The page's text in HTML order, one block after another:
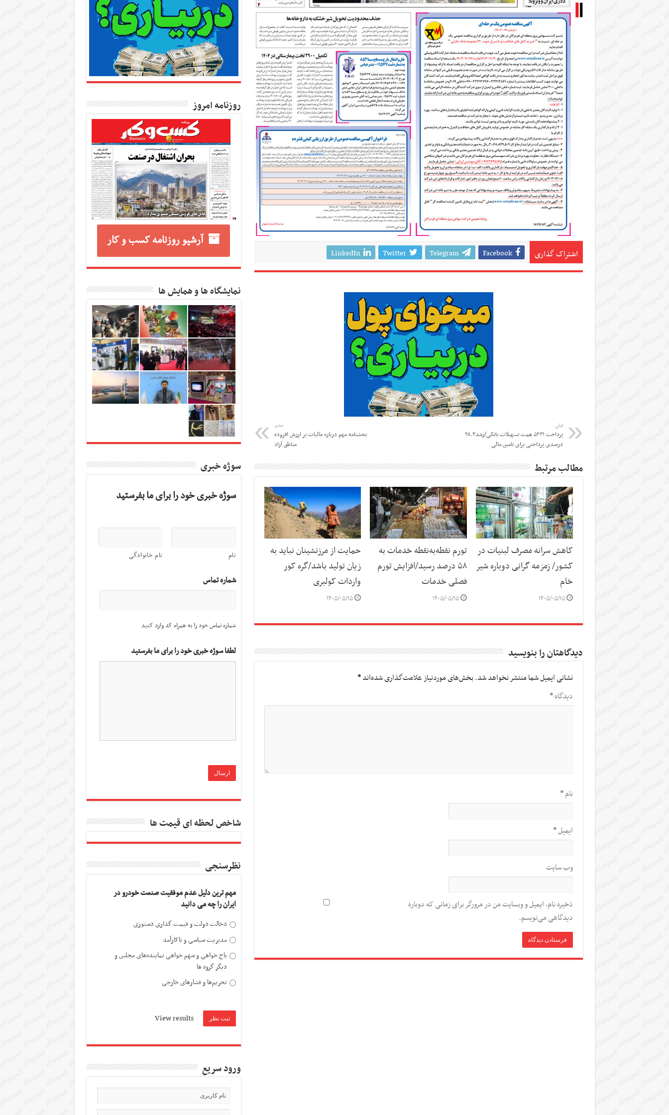
اشتراک گذاری Facebook
Telegram
Twitter
LinkedIn
قبلی
پرداخت ۵۶۳۱ همت تسهیلات بانکی/رشد۲۸.۳
درصدی پرداختی برای تامین مالی
بعدی
بخشنامه مهم درباره مالیات بر ارزش افزوده
مناطق آزاد
مطالب مرتبط
کاهش سرانه مصرف لبنیات در
کشور/ زمزمه گرانی دوباره شیر
خام
۱۴۰۵/۰۵/۱۵
تورم نقطه‌به‌نقطه خدمات به
۵۸ درصد رسید/افزایش تورم
فصلی خدمات
۱۴۰۵/۰۵/۱۵
حمایت از مرزنشینان نباید به
زیان تولید باشد/گره کور
واردات کولبری
۱۴۰۵/۰۵/۱۵
دیدگاهتان را بنویسید
نشانی ایمیل شما منتشر نخواهد شد.بخش‌های موردنیاز علامت‌گذاری شده‌اند*
دیدگاه*
نام*
ایمیل*
وب‌ سایت
ذخیره نام، ایمیل و وبسایت من در مرورگر برای زمانی که دوباره
دیدگاهی می‌نویسم.
روزنامه امروز
آرشیو روزنامه کسب و کار
نمایشگاه ها و همایش ها
سوژه خبری
سوژه خبری خود را برای ما بفرستید
نام نام خانوادگی
شماره تماس
شماره تماس خود را به همراه کد وارد کنید
لطفا سوژه خبری خود را برای ما بفرستید
شاخص لحظه ای قیمت ها
نظرسنجی
مهم ترین دلیل عدم موفقیت صنعت خودرو در
ایران را چه می دانید
دخالت دولت و قیمت گذاری دستوری
مدیریت سیاسی و ناکارآمد
باج خواهی و سهم خواهی نماینده‌های مجلس و
دیگر گروه ها
تحریم‌ها و فشارهای خارجی
View results
ورود سریع